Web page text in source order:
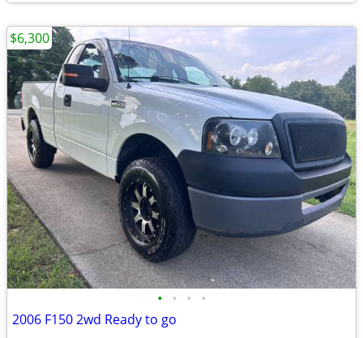
• • • •
2006 F150 2wd Ready to go
$6,300